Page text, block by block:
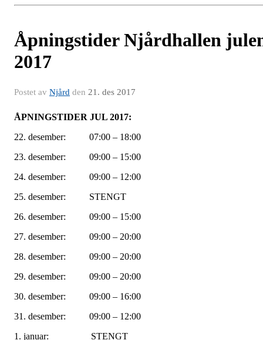
Åpningstider Njårdhallen
2017
Postet av Njård den 21. des 2017
ÅPNINGSTIDER JUL 2017:
22. desember: 07:00 – 18:00
23. desember: 09:00 – 15:00
24. desember: 09:00 – 12:00
25. desember: STENGT
26. desember: 09:00 – 15:00
27. desember: 09:00 – 20:00
28. desember: 09:00 – 20:00
29. desember: 09:00 – 20:00
30. desember: 09:00 – 16:00
31. desember: 09:00 – 12:00
1. januar: STENGT